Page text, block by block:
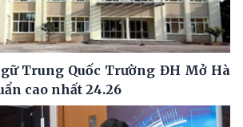
Trung Quốc Trường ĐH Mở Hà
cao nhất 24.26